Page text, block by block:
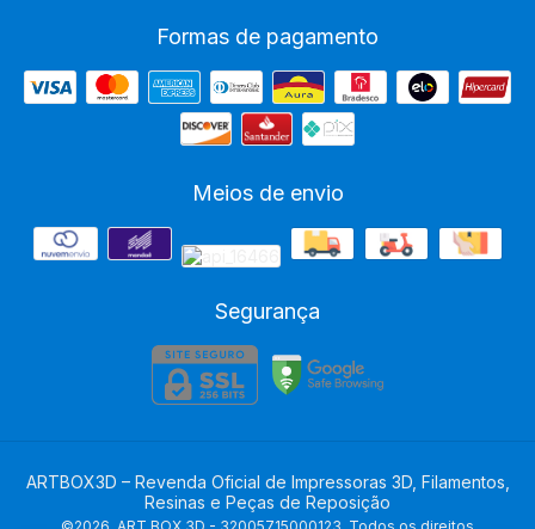
Formas de pagamento
Meios de envio
Segurança
ARTBOX3D – Revenda Oficial de Impressoras 3D, Filamentos,
Resinas e Peças de Reposição